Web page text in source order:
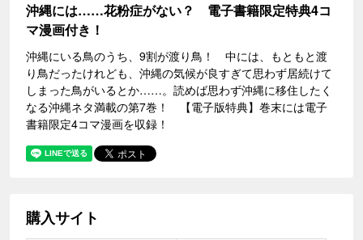
沖縄には……花粉症がない？ 電子書籍限定特典4コ
マ漫画付き！
沖縄にいる鳥のうち、9割が渡り鳥！ 中には、もともと渡
り鳥だったけれども、沖縄の気候が良すぎて思わず居続けて
しまった鳥がいるとか……。読めば思わず沖縄に移住したく
なる沖縄ネタ満載の第7巻！ 【電子版特典】巻末には電子
書籍限定4コマ漫画を収録！
購入サイト